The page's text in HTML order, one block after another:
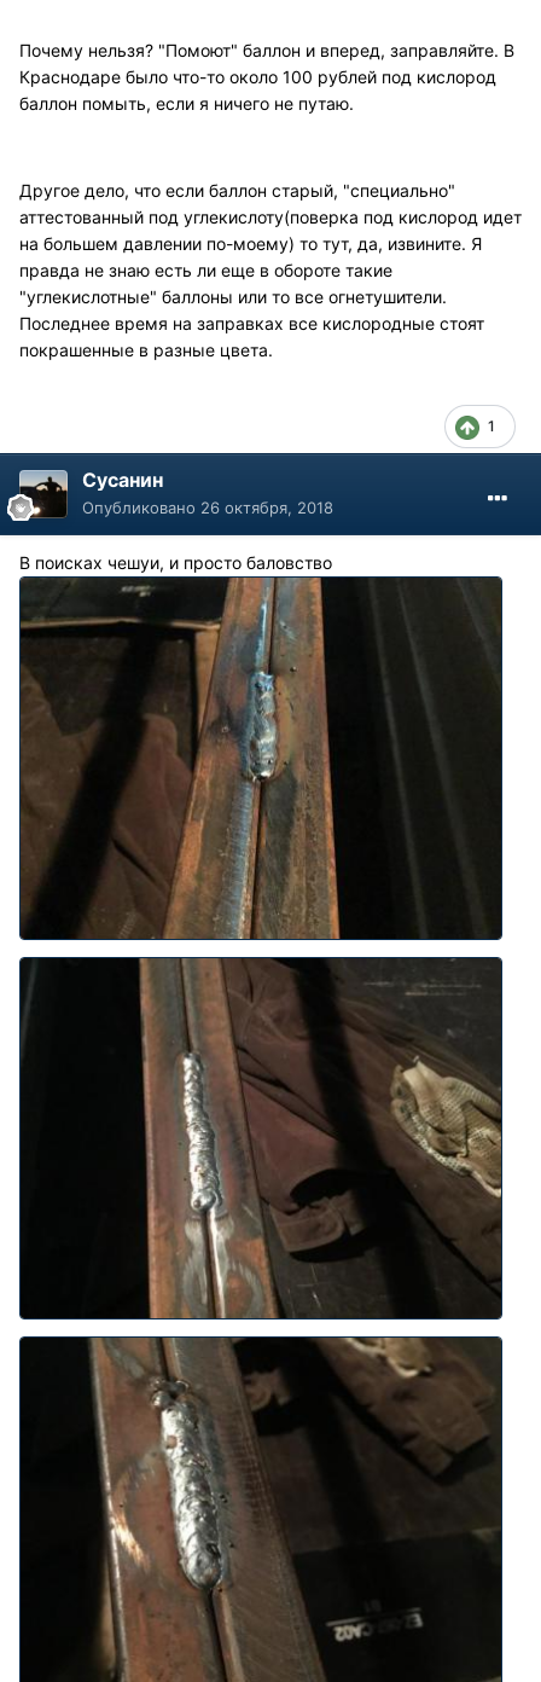
Почему нельзя? "Помоют" баллон и вперед, заправляйте. В
Краснодаре было что-то около 100 рублей под кислород
баллон помыть, если я ничего не путаю.
Другое дело, что если баллон старый, "специально"
аттестованный под углекислоту(поверка под кислород идет
на большем давлении по-моему) то тут, да, извините. Я
правда не знаю есть ли еще в обороте такие
"углекислотные" баллоны или то все огнетушители.
Последнее время на заправках все кислородные стоят
покрашенные в разные цвета.
1
Сусанин
Опубликовано 26 октября, 2018
В поисках чешуи, и просто баловство